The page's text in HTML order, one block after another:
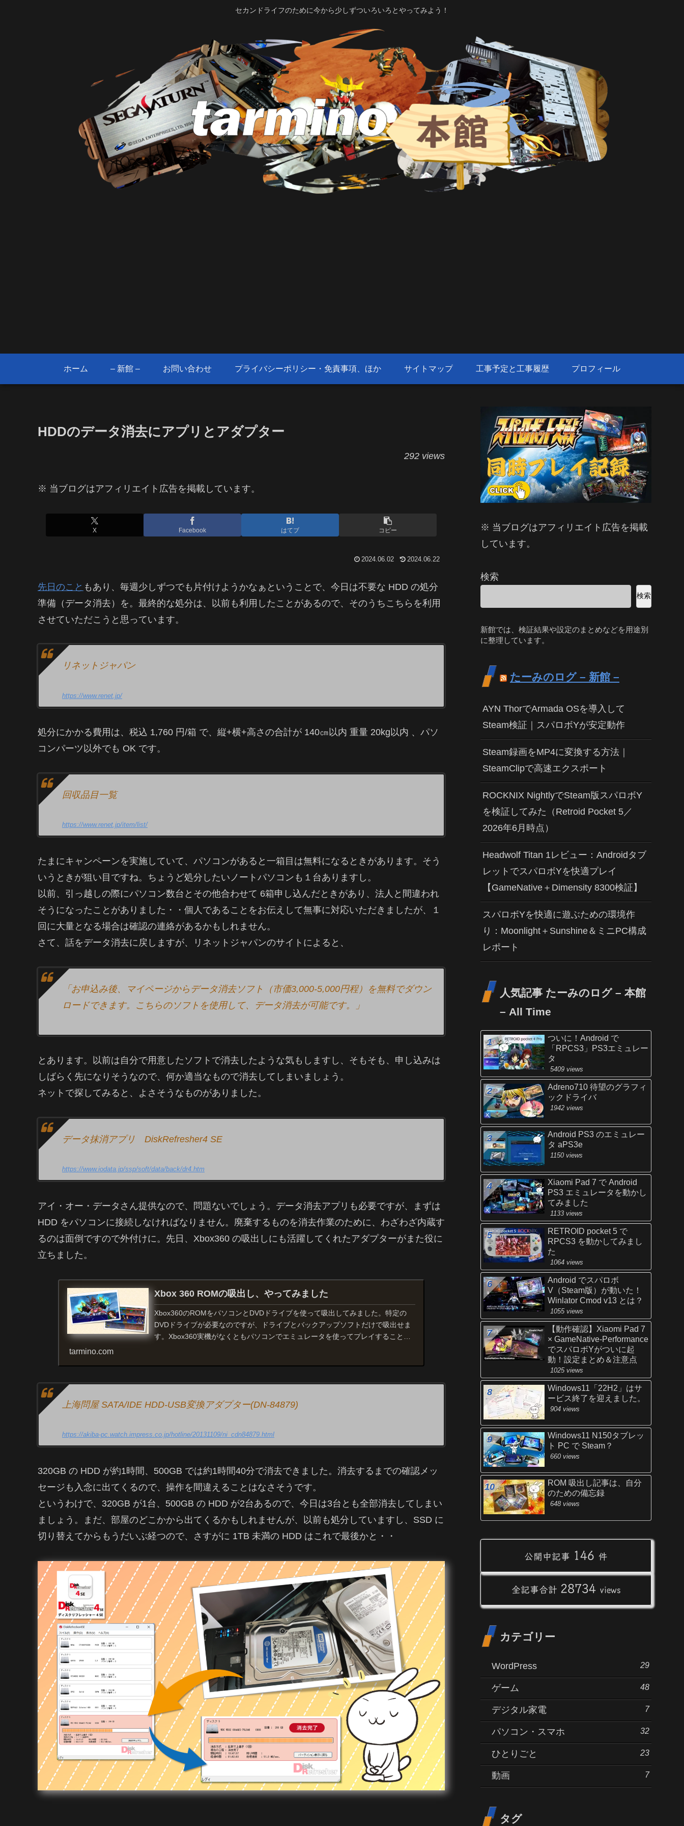
セカンドライフのために今から少しずついろいろとやってみよう！
ホーム – 新館 – お問い合わせ プライバシーポリシー・免責事項、ほか サイトマップ 工事予定と工事履歴 プロフィール
HDDのデータ消去にアプリとアダプター
292 views
※ 当ブログはアフィリエイト広告を掲載しています。
X Facebook はてブ コピー
2024.06.02 2024.06.22
先日のこと もあり、毎週少しずつでも片付けようかなぁということで、今日は不要な HDD の処分
準備（データ消去）を。最終的な処分は、以前も利用したことがあるので、そのうちこちらを利用
させていただこうと思っています。
リネットジャパン
https://www.renet.jp/
処分にかかる費用は、税込 1,760 円/箱 で、縦+横+高さの合計が 140㎝以内 重量 20kg以内 、パソ
コンパーツ以外でも OK です。
回収品目一覧
https://www.renet.jp/item/list/
たまにキャンペーンを実施していて、パソコンがあると一箱目は無料になるときがあります。そう
いうときが狙い目ですね。ちょうど処分したいノートパソコンも１台ありますし。
以前、引っ越しの際にパソコン数台とその他合わせて 6箱申し込んだときがあり、法人と間違われ
そうになったことがありました・・個人であることをお伝えして無事に対応いただきましたが、１
回に大量となる場合は確認の連絡があるかもしれません。
さて、話をデータ消去に戻しますが、リネットジャパンのサイトによると、
「お申込み後、マイページからデータ消去ソフト（市価3,000-5,000円程）を無料でダウン
ロードできます。こちらのソフトを使用して、データ消去が可能です。」
とあります。以前は自分で用意したソフトで消去したような気もしますし、そもそも、申し込みは
しばらく先になりそうなので、何か適当なもので消去してしまいましょう。
ネットで探してみると、よさそうなものがありました。
データ抹消アプリ DiskRefresher4 SE
https://www.iodata.jp/ssp/soft/data/back/dr4.htm
アイ・オー・データさん提供なので、問題ないでしょう。データ消去アプリも必要ですが、まずは
HDD をパソコンに接続しなければなりません。廃棄するものを消去作業のために、わざわざ内蔵す
るのは面倒ですので外付けに。先日、Xbox360 の吸出しにも活躍してくれたアダプターがまた役に
立ちました。
Xbox 360 ROMの吸出し、やってみました
Xbox360のROMをパソコンとDVDドライブを使って吸出してみました。特定の
DVDドライブが必要なのですが、ドライブとバックアップソフトだけで吸出せま
す。Xbox360実機がなくともパソコンでエミュレータを使ってプレイすることが
tarmino.com
上海問屋 SATA/IDE HDD-USB変換アダプター(DN-84879)
https://akiba-pc.watch.impress.co.jp/hotline/20131109/ni_cdn84879.html
320GB の HDD が約1時間、500GB では約1時間40分で消去できました。消去するまでの確認メッ
セージも入念に出てくるので、操作を間違えることはなさそうです。
というわけで、320GB が1台、500GB の HDD が2台あるので、今日は3台とも全部消去してしまい
ましょう。まだ、部屋のどこかから出てくるかもしれませんが、以前も処分していますし、SSD に
切り替えてからもうだいぶ経つので、さすがに 1TB 未満の HDD はこれで最後かと・・
※ 当ブログはアフィリエイト広告を掲載
しています。
検索
検索
新館では、検証結果や設定のまとめなどを用途別
に整理しています。
たーみのログ – 新館 –
AYN ThorでArmada OSを導入して
Steam検証｜スパロボYが安定動作
Steam録画をMP4に変換する方法｜
SteamClipで高速エクスポート
ROCKNIX NightlyでSteam版スパロボY
を検証してみた（Retroid Pocket 5／
2026年6月時点）
Headwolf Titan 1レビュー：Androidタブ
レットでスパロボYを快適プレイ
【GameNative＋Dimensity 8300検証】
スパロボYを快適に遊ぶための環境作
り：Moonlight＋Sunshine＆ミニPC構成
レポート
人気記事 たーみのログ – 本館
– All Time
ついに！Android で
「RPCS3」PS3エミュレー
タ
5409 views
Adreno710 待望のグラフィ
ックドライバ
1942 views
Android PS3 のエミュレー
タ aPS3e
1150 views
Xiaomi Pad 7 で Android
PS3 エミュレータを動かし
てみました
1133 views
RETROID pocket 5 で
RPCS3 を動かしてみまし
た
1064 views
Android でスパロボ
V（Steam版）が動いた！
Winlator Cmod v13 とは？
1055 views
【動作確認】Xiaomi Pad 7
× GameNative-Performance
でスパロボYがついに起
動！設定まとめ＆注意点
1025 views
Windows11「22H2」はサ
ービス終了を迎えました。
904 views
Windows11 N150タブレッ
ト PC で Steam？
660 views
ROM 吸出し記事は、自分
のための備忘録
648 views
公開中記事 146 件
全記事合計 28734 views
カテゴリー
WordPress 29
ゲーム 48
デジタル家電 7
パソコン・スマホ 32
ひとりごと 23
動画 7
タグ